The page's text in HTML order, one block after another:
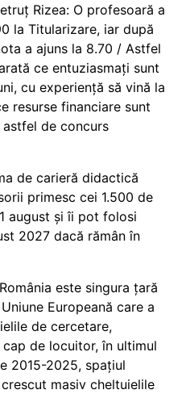
Rizea: O profesoară a
la Titularizare, iar după
a ajuns la 8.70 / Astfel
ce entuziasmați sunt
cu experiență să vină la
resurse financiare sunt
de concurs
de carieră didactică
primesc cei 1.500 de
august și îi pot folosi
2027 dacă rămân în
este singura țară
Europeană care a
de cercetare,
de locuitor, în ultimul
2015-2025, spațiul
masiv cheltuielile